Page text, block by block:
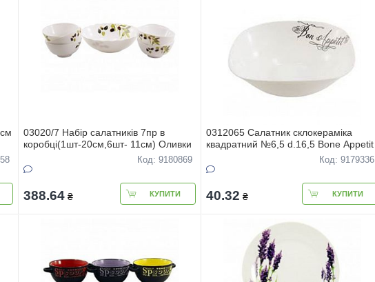
03020/7 Набір салатників 7пр в
коробці(1шт-20см,6шт- 11см) Оливки
Код: 9180869
388.64 ₴ КУПИТИ
0312065 Салатник склокерамiка
квадратний №6,5 d.16,5 Bone Appetit
Код: 9179336
40.32 ₴ КУПИТИ